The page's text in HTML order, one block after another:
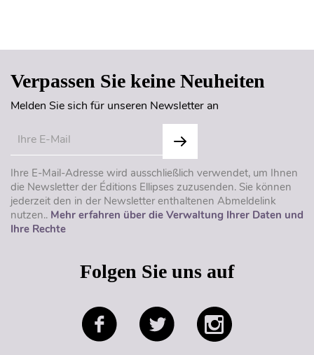
Verpassen Sie keine Neuheiten
Melden Sie sich für unseren Newsletter an
Ihre E-Mail-Adresse wird ausschließlich verwendet, um Ihnen
die Newsletter der Éditions Ellipses zuzusenden. Sie können
jederzeit den in der Newsletter enthaltenen Abmeldelink
nutzen.. Mehr erfahren über die Verwaltung Ihrer Daten und
Ihre Rechte
Folgen Sie uns auf